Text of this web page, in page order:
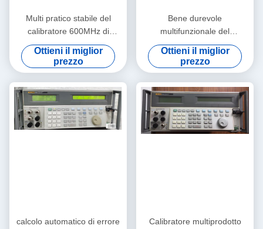
Multi pratico stabile del
calibratore 600MHz di
funzione della passera
5502A
Ottieni il miglior
prezzo
Bene durevole
multifunzionale del
calibratore della passera
5700A di Multiscene 600
megahertz
Ottieni il miglior
prezzo
calcolo automatico di errore
Calibratore multiprodotto